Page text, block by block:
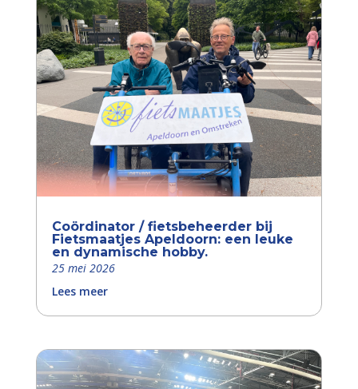
Coördinator / fietsbeheerder bij
Fietsmaatjes Apeldoorn: een leuke
en dynamische hobby.
25 mei 2026
Lees meer